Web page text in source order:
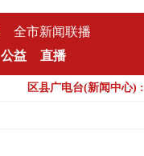
全市新闻联播
公益 直播
区县广电台(新闻中心) :